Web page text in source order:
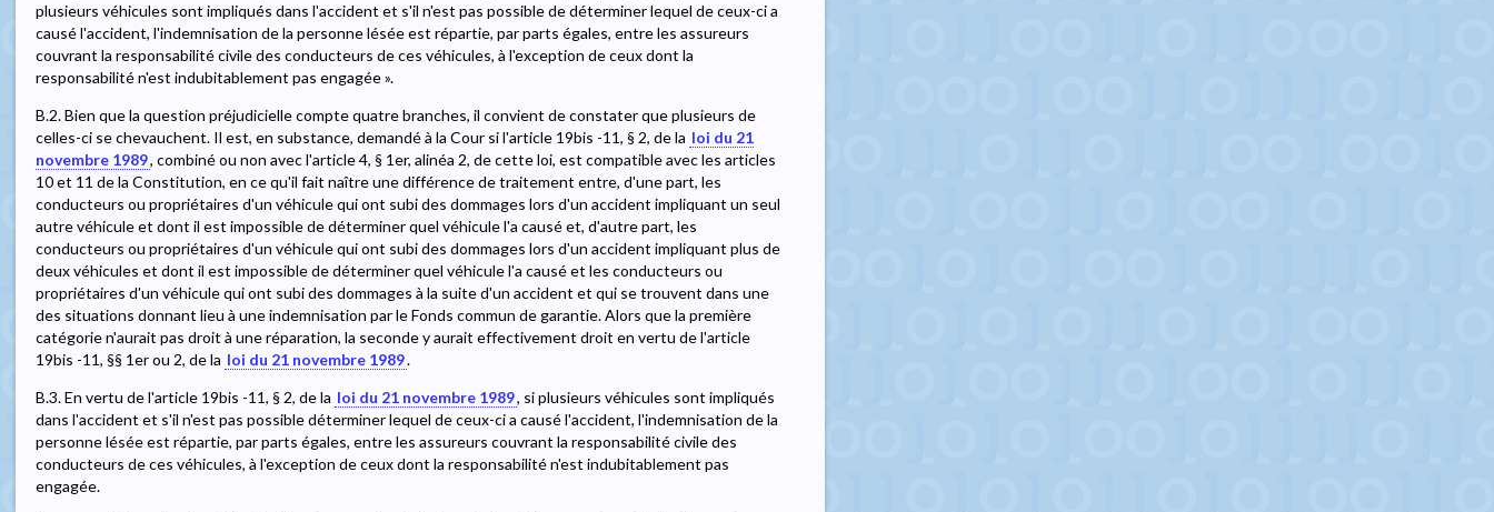
plusieurs véhicules sont impliqués dans l'accident et s'il n'est pas possible de déterminer lequel de ceux-ci a
causé l'accident, l'indemnisation de la personne lésée est répartie, par parts égales, entre les assureurs
couvrant la responsabilité civile des conducteurs de ces véhicules, à l'exception de ceux dont la
responsabilité n'est indubitablement pas engagée ».
B.2. Bien que la question préjudicielle compte quatre branches, il convient de constater que plusieurs de
celles-ci se chevauchent. Il est, en substance, demandé à la Cour si l'article 19bis -11, § 2, de la loi du 21
novembre 1989, combiné ou non avec l'article 4, § 1er, alinéa 2, de cette loi, est compatible avec les articles
10 et 11 de la Constitution, en ce qu'il fait naître une différence de traitement entre, d'une part, les
conducteurs ou propriétaires d'un véhicule qui ont subi des dommages lors d'un accident impliquant un seul
autre véhicule et dont il est impossible de déterminer quel véhicule l'a causé et, d'autre part, les
conducteurs ou propriétaires d'un véhicule qui ont subi des dommages lors d'un accident impliquant plus de
deux véhicules et dont il est impossible de déterminer quel véhicule l'a causé et les conducteurs ou
propriétaires d'un véhicule qui ont subi des dommages à la suite d'un accident et qui se trouvent dans une
des situations donnant lieu à une indemnisation par le Fonds commun de garantie. Alors que la première
catégorie n'aurait pas droit à une réparation, la seconde y aurait effectivement droit en vertu de l'article
19bis -11, §§ 1er ou 2, de la loi du 21 novembre 1989.
B.3. En vertu de l'article 19bis -11, § 2, de la loi du 21 novembre 1989, si plusieurs véhicules sont impliqués
dans l'accident et s'il n'est pas possible déterminer lequel de ceux-ci a causé l'accident, l'indemnisation de la
personne lésée est répartie, par parts égales, entre les assureurs couvrant la responsabilité civile des
conducteurs de ces véhicules, à l'exception de ceux dont la responsabilité n'est indubitablement pas
engagée.